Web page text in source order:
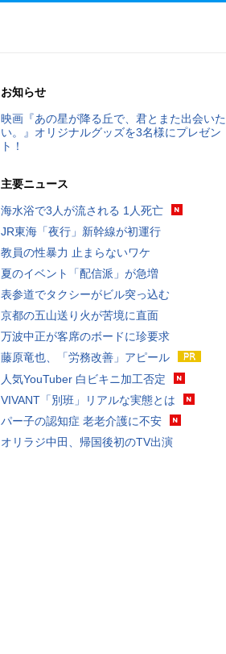
お知らせ
映画『あの星が降る丘で、君とまた出会いた
い。』オリジナルグッズを3名様にプレゼン
ト！
主要ニュース
海水浴で3人が流される 1人死亡
JR東海「夜行」新幹線が初運行
教員の性暴力 止まらないワケ
夏のイベント「配信派」が急増
表参道でタクシーがビル突っ込む
京都の五山送り火が苦境に直面
万波中正が客席のボードに珍要求
藤原竜也、「労務改善」アピール
人気YouTuber 白ビキニ加工否定
VIVANT「別班」リアルな実態とは
パー子の認知症 老老介護に不安
オリラジ中田、帰国後初のTV出演